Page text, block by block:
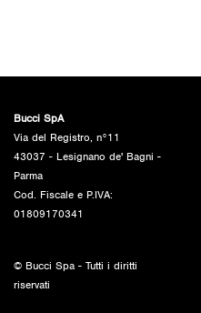
Bucci SpA
Via del Registro, n°11
43037 - Lesignano de' Bagni -
Parma
Cod. Fiscale e P.IVA:
01809170341
© Bucci Spa - Tutti i diritti
riservati